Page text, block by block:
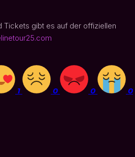
Tickets gibt es auf der offiziellen
1 0 0 0